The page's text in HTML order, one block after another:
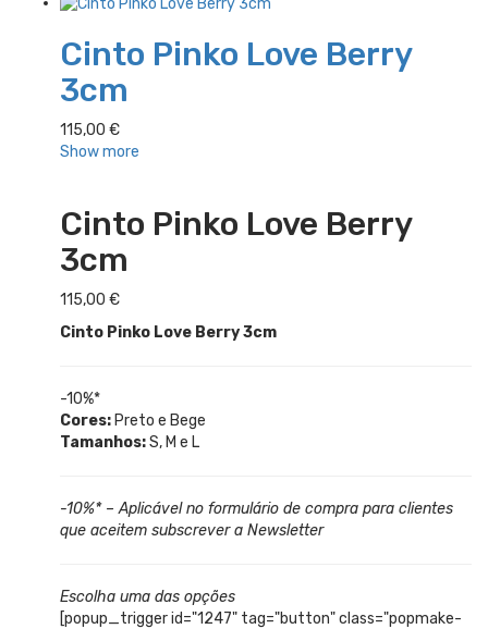
Cinto Pinko Love Berry
3cm
115,00 €
Show more
Cinto Pinko Love Berry
3cm
115,00 €
Cinto Pinko Love Berry 3cm
-10%*
Cores: Preto e Bege
Tamanhos:S, M e L
-10%* – Aplicável no formulário de compra para clientes
que aceitem subscrever a Newsletter
Escolha uma das opções
[popup_trigger id="1247" tag="button" class="popmake-